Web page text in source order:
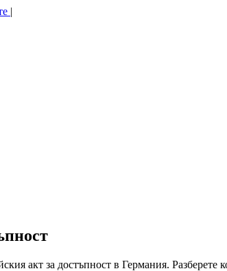
|
акт за достъпност в Германия. Разберете